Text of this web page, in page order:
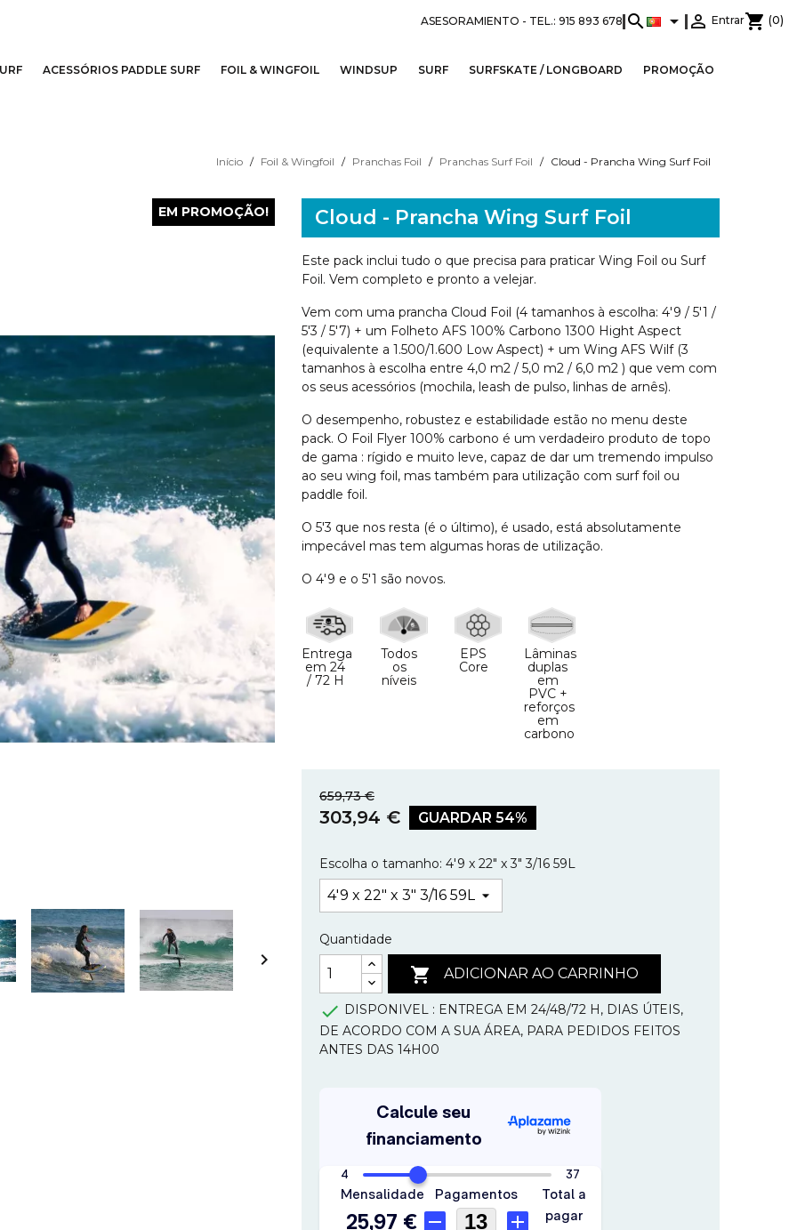
ASESORAMIENTO - TEL.: 915 893 678 search   Entrarshopping_cart (0)
ACESSÓRIOS PADDLE SURF FOIL & WINGFOIL WINDSUP SURF SURFSKATE / LONGBOARD PROMOÇÃO
Início Foil & Wingfoil Pranchas Foil Pranchas Surf Foil Cloud - Prancha Wing Surf Foil
EM PROMOÇÃO!

Cloud - Prancha Wing Surf Foil
Este pack inclui tudo o que precisa para praticar Wing Foil ou Surf
Foil. Vem completo e pronto a velejar.
Vem com uma prancha Cloud Foil (4 tamanhos à escolha: 4'9 / 5'1 /
5'3 / 5'7) + um Folheto AFS 100% Carbono 1300 Hight Aspect
(equivalente a 1.500/1.600 Low Aspect) + um Wing AFS Wilf (3
tamanhos à escolha entre 4,0 m2 / 5,0 m2 / 6,0 m2 ) que vem com
os seus acessórios (mochila, leash de pulso, linhas de arnês).
O desempenho, robustez e estabilidade estão no menu deste
pack. O Foil Flyer 100% carbono é um verdadeiro produto de topo
de gama : rígido e muito leve, capaz de dar um tremendo impulso
ao seu wing foil, mas também para utilização com surf foil ou
paddle foil.
O 5'3 que nos resta (é o último), é usado, está absolutamente
impecável mas tem algumas horas de utilização.
O 4'9 e o 5'1 são novos.
Entrega
em 24
/ 72 H
Todos
os
níveis
EPS
Core
Lâminas
duplas
em
PVC +
reforços
em
carbono
659,73 €
303,94 € GUARDAR 54%
Escolha o tamanho: 4'9 x 22" x 3" 3/16 59L
Quantidade
 ADICIONAR AO CARRINHO
 DISPONIVEL : ENTREGA EM 24/48/72 H, DIAS ÚTEIS,
DE ACORDO COM A SUA ÁREA, PARA PEDIDOS FEITOS
ANTES DAS 14H00